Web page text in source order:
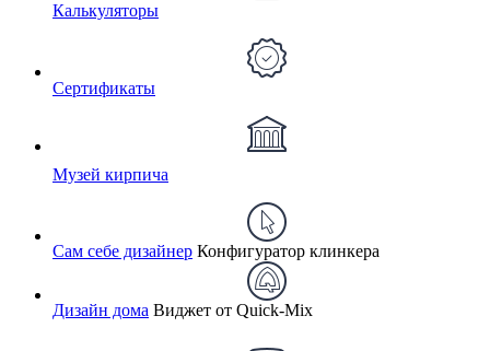
Калькуляторы
Сертификаты
Музей кирпича
Сам себе дизайнер Конфигуратор клинкера
Дизайн дома Виджет от Quick-Mix